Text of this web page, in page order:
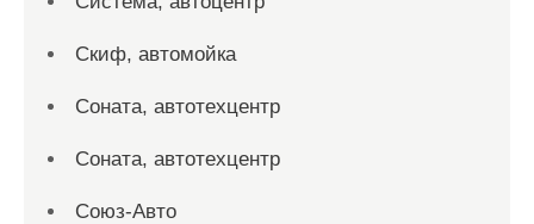
Скиф, автомойка
Соната, автотехцентр
Соната, автотехцентр
Союз-Авто